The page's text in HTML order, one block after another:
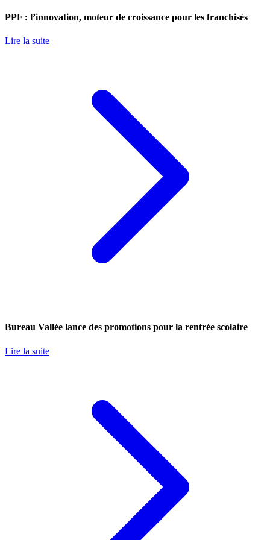
PPF : l’innovation, moteur de croissance pour les franchisés
Lire la suite
Bureau Vallée lance des promotions pour la rentrée scolaire
Lire la suite